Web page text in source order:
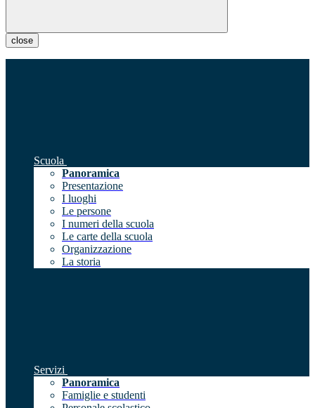
close
Scuola
Panoramica
Presentazione
I luoghi
Le persone
I numeri della scuola
Le carte della scuola
Organizzazione
La storia
Servizi
Panoramica
Famiglie e studenti